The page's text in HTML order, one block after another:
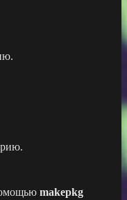
makepkg